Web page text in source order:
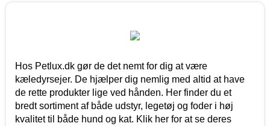
Hos Petlux.dk gør de det nemt for dig at være
kæledyrsejer. De hjælper dig nemlig med altid at have
de rette produkter lige ved hånden. Her finder du et
bredt sortiment af både udstyr, legetøj og foder i høj
kvalitet til både hund og kat. Klik her for at se deres